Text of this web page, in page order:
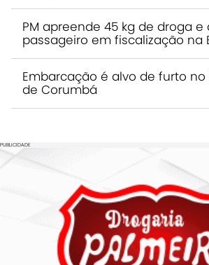
PM apreende 45 kg de droga e
passageiro em fiscalização na
Embarcação é alvo de furto no
de Corumbá
PUBLICIDADE